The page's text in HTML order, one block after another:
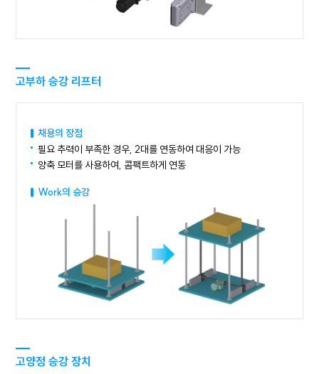
고부하 승강 리프터
채용의 장점
필요 추력이 부족한 경우, 2대를 연동하여 대응이 가능
양축 모터를 사용하여, 콤팩트하게 연동
Work의 승강
고양정 승강 장치